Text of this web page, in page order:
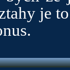
je